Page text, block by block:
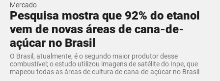
Mercado
Pesquisa mostra que 92% do etanol
vem de novas áreas de cana-de-
açúcar no Brasil
O Brasil, atualmente, é o segundo maior produtor desse
combustível; o estudo utilizou imagens de satélite do Inpe, que
mapeou todas as áreas de cultura de cana-de-açúcar no Brasil